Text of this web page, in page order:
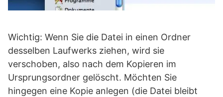
Wichtig: Wenn Sie die Datei in einen Ordner
desselben Laufwerks ziehen, wird sie
verschoben, also nach dem Kopieren im
Ursprungsordner gelöscht. Möchten Sie
hingegen eine Kopie anlegen (die Datei bleibt